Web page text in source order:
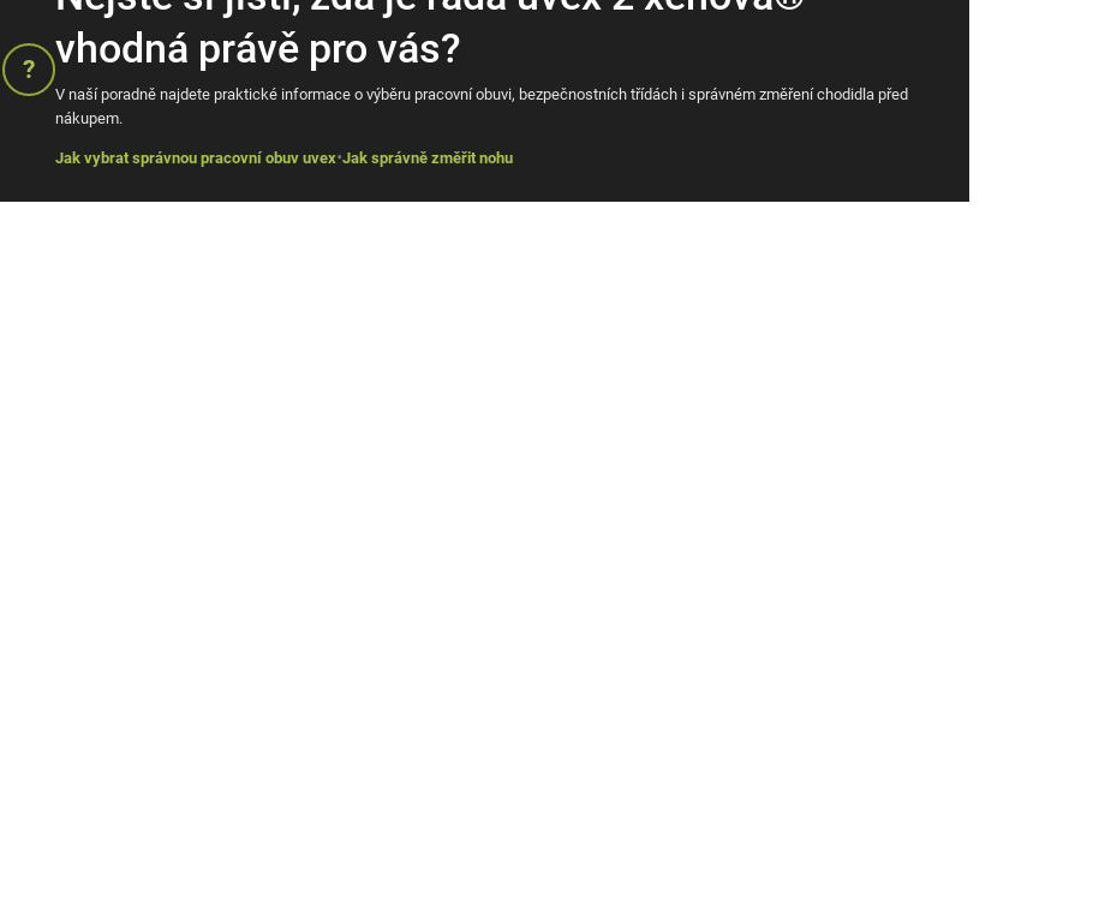
?
vhodná právě pro vás?
V naší poradně najdete praktické informace o výběru pracovní obuvi, bezpečnostních třídách i správném změření chodidla před
nákupem.
Jak vybrat správnou pracovní obuv uvex•Jak správně změřit nohu